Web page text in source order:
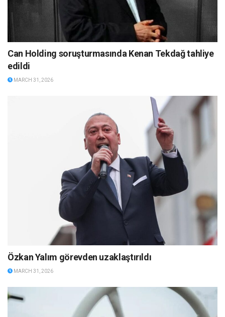
Can Holding soruşturmasında Kenan Tekdağ tahliye
edildi
MARCH 31, 2026
Özkan Yalım görevden uzaklaştırıldı
MARCH 31, 2026